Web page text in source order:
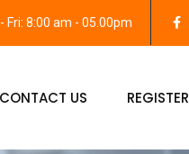
Fri: 8:00 am - 05.00pm
CONTACT US REGISTER